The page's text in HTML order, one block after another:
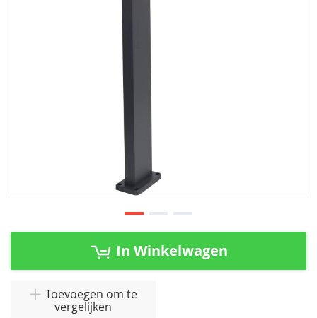
Ga
In Winkelwagen
Toevoegen om te
vergelijken